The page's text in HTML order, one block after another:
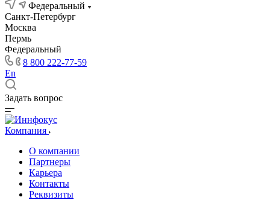
Федеральный
Санкт-Петербург
Москва
Пермь
Федеральный
8 800 222-77-59
En
Задать вопрос
Компания
О компании
Партнеры
Карьера
Контакты
Реквизиты